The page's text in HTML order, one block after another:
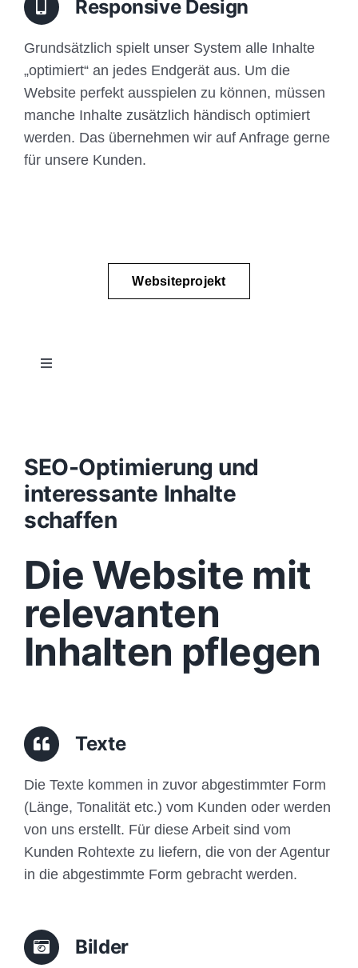
Responsive Design
Grundsätzlich spielt unser System alle Inhalte
„optimiert“ an jedes Endgerät aus. Um die
Website perfekt ausspielen zu können, müssen
manche Inhalte zusätzlich händisch optimiert
werden. Das übernehmen wir auf Anfrage gerne
für unsere Kunden.
Websiteprojekt
Toggle
Konzept
Design
Content
Funktionen
Aufbau
SEO-Optimierung und
interessante Inhalte
schaffen
Die Website mit
relevanten
Inhalten pflegen
Texte
Die Texte kommen in zuvor abgestimmter Form
(Länge, Tonalität etc.) vom Kunden oder werden
von uns erstellt. Für diese Arbeit sind vom
Kunden Rohtexte zu liefern, die von der Agentur
in die abgestimmte Form gebracht werden.
Bilder